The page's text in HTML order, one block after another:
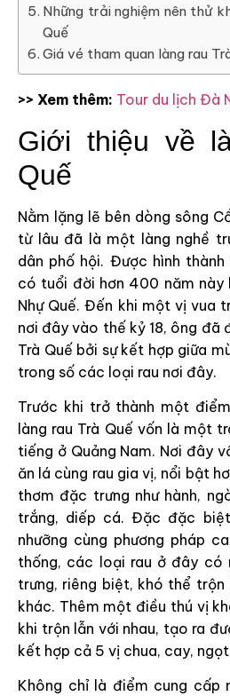
Những trải nghiệm nên thử
Quế
Giá vé tham quan làng rau
>> Xem thêm: Tour du lịch Đà
Giới thiệu về
Quế
Nằm lặng lẽ bên dòng sông
từ lâu đã là một làng nghề
dân phố hội. Được hình
có tuổi đời hơn 400 năm này
Nhự Quế. Đến khi một vị vua
nơi đây vào thế kỷ 18, ông đã
Trà Quế bởi sự kết hợp giữa
trong số các loại rau nơi đây.
Trước khi trở thành một
làng rau Trà Quế vốn là một
tiếng ở Quảng Nam. Nơi đây
ăn lá cùng rau gia vị, nổi bật
thơm đặc trưng như hành,
trắng, diếp cá. Đặc đặc
nhưỡng cùng phương pháp
thống, các loại rau ở đây có
trưng, riêng biệt, khó thể trộn
khác. Thêm một điều thú vị
khi trộn lẫn với nhau, tạo ra
kết hợp cả 5 vị chua, cay,
Không chỉ là điểm cung cấp